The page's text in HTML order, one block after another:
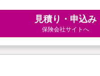
見積り・申込み
保険会社サイトへ